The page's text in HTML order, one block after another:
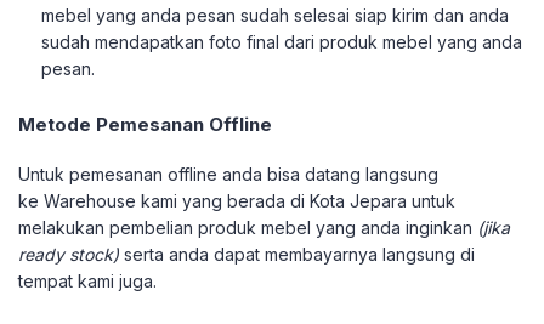
mebel yang anda pesan sudah selesai siap kirim dan anda
sudah mendapatkan foto final dari produk mebel yang anda
pesan.
Metode Pemesanan Offline
Untuk pemesanan offline anda bisa datang langsung
ke Warehouse kami yang berada di Kota Jepara untuk
melakukan pembelian produk mebel yang anda inginkan (jika
ready stock) serta anda dapat membayarnya langsung di
tempat kami juga.